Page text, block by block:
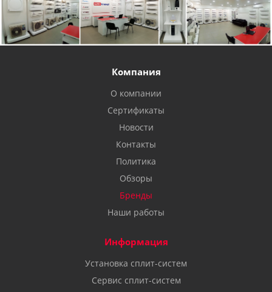
Компания
О компании
Сертификаты
Новости
Контакты
Политика
Обзоры
Бренды
Наши работы
Информация
Установка сплит-систем
Сервис сплит-систем